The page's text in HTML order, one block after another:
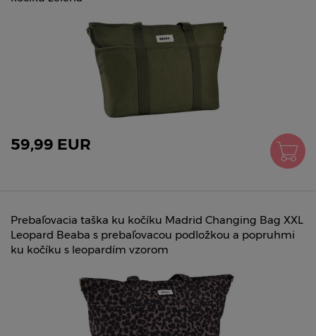
59,99 EUR
Prebaľovacia taška ku kočíku Madrid Changing Bag XXL
Leopard Beaba s prebaľovacou podložkou a popruhmi
ku kočíku s leopardím vzorom